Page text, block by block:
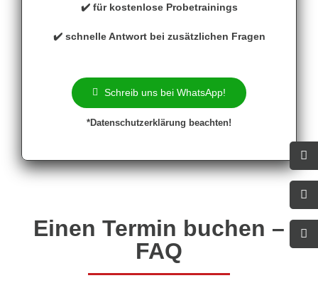
✔️ für kostenlose Probetrainings
✔️ schnelle Antwort bei zusätzlichen Fragen
Schreib uns bei WhatsApp!
*Datenschutzerklärung beachten!
Einen Termin buchen –
FAQ